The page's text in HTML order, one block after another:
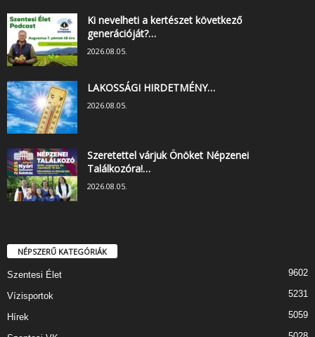
Ki nevelheti a kertészet következő
generációját?…
2026.08.05.
LAKOSSÁGI HIRDETMÉNY…
2026.08.05.
Szeretettel várjuk Önöket Népzenei
Találkozóra!…
2026.08.05.
NÉPSZERŰ KATEGÓRIÁK
Szentesi Élet 9602
Vízisportok 5231
Hírek 5059